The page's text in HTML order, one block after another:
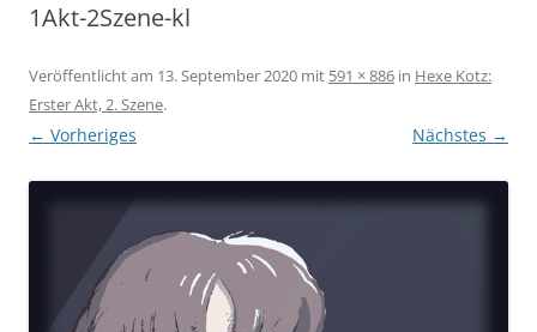
1Akt-2Szene-kl
Veröffentlicht am 13. September 2020 mit 591 × 886 in Hexe Kotz:
Erster Akt, 2. Szene.
← Vorheriges Nächstes →